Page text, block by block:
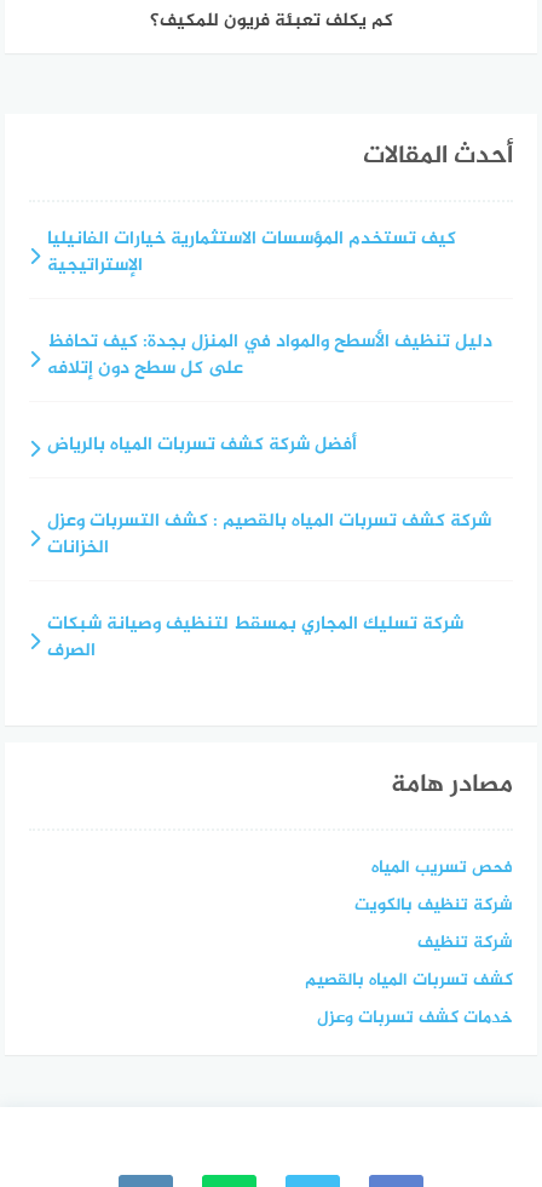
كم يكلف تعبئة فريون للمكيف؟
أحدث المقالات
كيف تستخدم المؤسسات الاستثمارية خيارات الفانيليا
الإستراتيجية
دليل تنظيف الأسطح والمواد في المنزل بجدة: كيف تحافظ
على كل سطح دون إتلافه
أفضل شركة كشف تسربات المياه بالرياض
شركة كشف تسربات المياه بالقصيم : كشف التسربات وعزل
الخزانات
شركة تسليك المجاري بمسقط لتنظيف وصيانة شبكات
الصرف
مصادر هامة
فحص تسريب المياه
شركة تنظيف بالكويت
شركة تنظيف
كشف تسربات المياه بالقصيم
خدمات كشف تسربات وعزل